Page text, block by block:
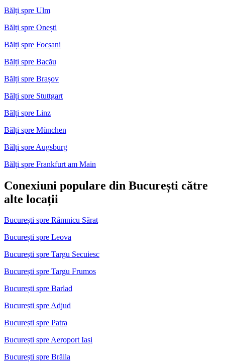
Bălți spre Ulm
Bălți spre Onești
Bălți spre Focșani
Bălți spre Bacău
Bălți spre Brașov
Bălți spre Stuttgart
Bălți spre Linz
Bălți spre München
Bălți spre Augsburg
Bălți spre Frankfurt am Main
Conexiuni populare din București către
alte locații
București spre Râmnicu Sărat
București spre Leova
București spre Targu Secuiesc
București spre Targu Frumos
București spre Barlad
București spre Adjud
București spre Patra
București spre Aeroport Iași
București spre Brăila